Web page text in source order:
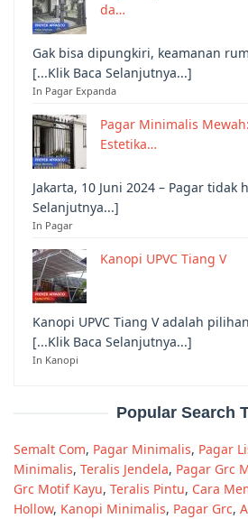
da…
Gak bisa dipungkiri, keamanan
[...Klik Baca Selanjutnya...]
In Pagar Expanda
Pagar Minimalis
Estetika…
Jakarta, 10 Juni 2024 – Pagar tidak
Selanjutnya...]
In Pagar
Kanopi UPVC Tiang V
Kanopi UPVC Tiang V adalah
[...Klik Baca Selanjutnya...]
In Kanopi
Popular Search
Semalt Com, Pagar Minimalis, Pagar
Minimalis, Teralis Jendela, Pagar Grc
Grc Motif Kayu, Teralis Pintu, Cara
Hollow, Kanopi Minimalis, Pagar Grc,